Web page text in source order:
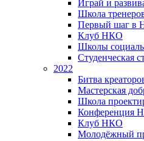
Играй и
Школа
Первый шаг в
Клуб НКО
Школы
Студенческая
2022
Битва
Мастерская
Школа
Конференция
Клуб НКО
Молодёжный